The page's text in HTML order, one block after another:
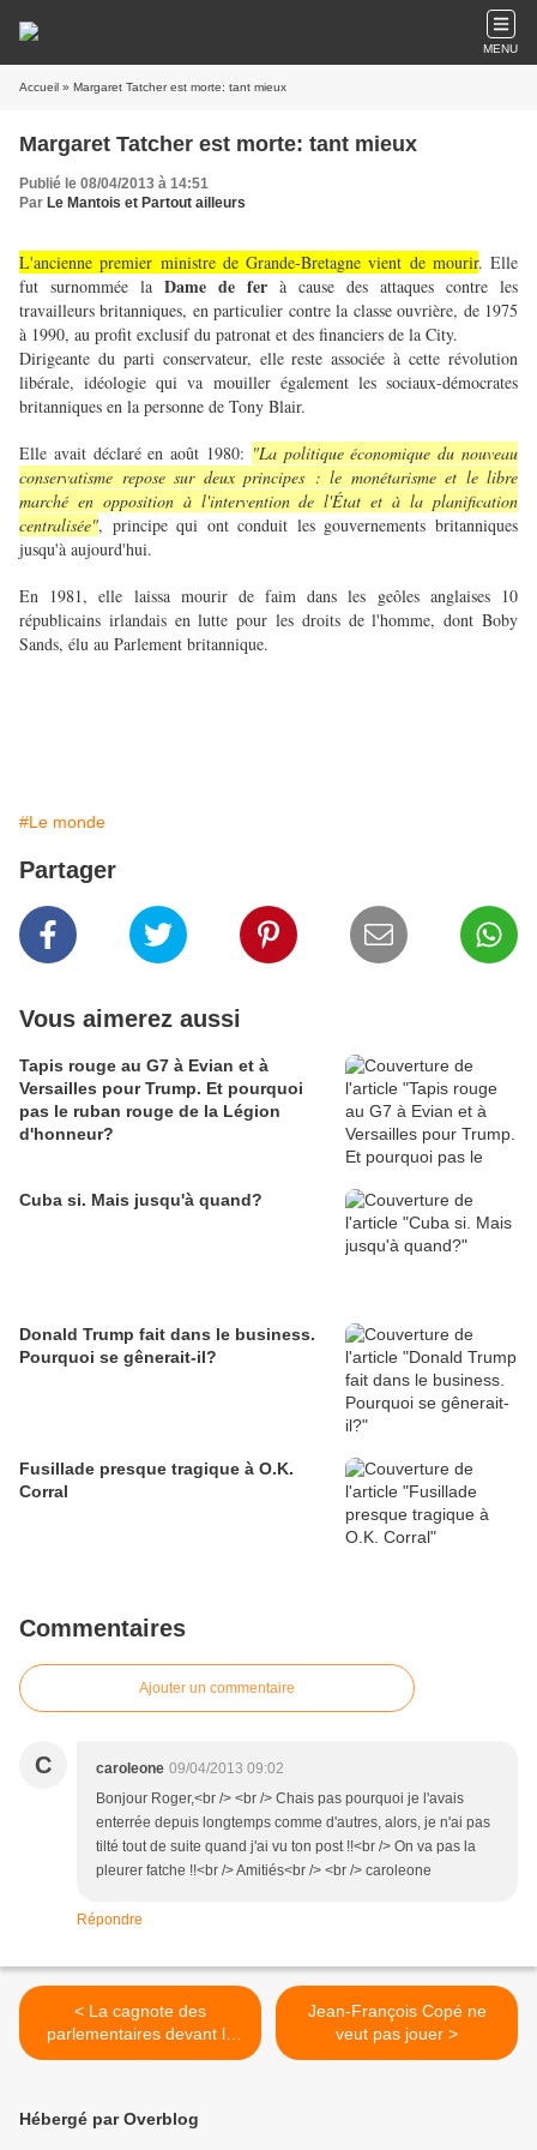
MENU
Accueil » Margaret Tatcher est morte: tant mieux
Margaret Tatcher est morte: tant mieux
Publié le 08/04/2013 à 14:51
Par Le Mantois et Partout ailleurs
L'ancienne premier ministre de Grande-Bretagne vient de mourir. Elle
fut surnommée la Dame de fer à cause des attaques contre les
travailleurs britanniques, en particulier contre la classe ouvrière, de 1975
à 1990, au profit exclusif du patronat et des financiers de la City.
Dirigeante du parti conservateur, elle reste associée à cette révolution
libérale, idéologie qui va mouiller également les sociaux-démocrates
britanniques en la personne de Tony Blair.
Elle avait déclaré en août 1980: "La politique économique du nouveau
conservatisme repose sur deux principes : le monétarisme et le libre
marché en opposition à l'intervention de l'État et à la planification
centralisée", principe qui ont conduit les gouvernements britanniques
jusqu'à aujourd'hui.
En 1981, elle laissa mourir de faim dans les geôles anglaises 10
républicains irlandais en lutte pour les droits de l'homme, dont Boby
Sands, élu au Parlement britannique.
#Le monde
Partager
Vous aimerez aussi
Tapis rouge au G7 à Evian et à
Versailles pour Trump. Et pourquoi
pas le ruban rouge de la Légion
d'honneur?
Cuba si. Mais jusqu'à quand?
Donald Trump fait dans le business.
Pourquoi se gênerait-il?
Fusillade presque tragique à O.K.
Corral
Commentaires
Ajouter un commentaire
C caroleone 09/04/2013 09:02
Bonjour Roger,<br /> <br /> Chais pas pourquoi je l'avais
enterrée depuis longtemps comme d'autres, alors, je n'ai pas
tilté tout de suite quand j'ai vu ton post !!<br /> On va pas la
pleurer fatche !!<br /> Amitiés<br /> <br /> caroleone
Répondre
< La cagnote des
parlementaires devant la
Justice
Jean-François Copé ne
veut pas jouer >
Hébergé par Overblog